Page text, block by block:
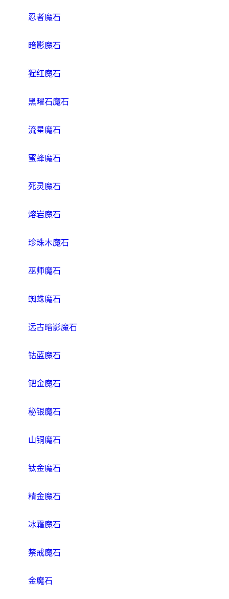
忍者魔石
暗影魔石
猩红魔石
黑曜石魔石
流星魔石
蜜蜂魔石
死灵魔石
熔岩魔石
珍珠木魔石
巫师魔石
蜘蛛魔石
远古暗影魔石
钴蓝魔石
钯金魔石
秘银魔石
山铜魔石
钛金魔石
精金魔石
冰霜魔石
禁戒魔石
金魔石